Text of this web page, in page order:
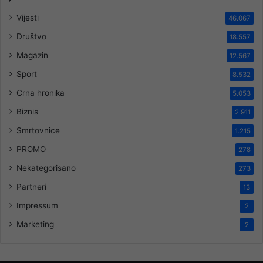
Vijesti 46.067
Društvo 18.557
Magazin 12.567
Sport 8.532
Crna hronika 5.053
Biznis 2.911
Smrtovnice 1.215
PROMO 278
Nekategorisano 273
Partneri 13
Impressum 2
Marketing 2